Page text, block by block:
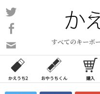
コ
ン
ン
ツ
ス
すべてのキーボ
い
合
わ
かえうち2 おやうちくん 購入